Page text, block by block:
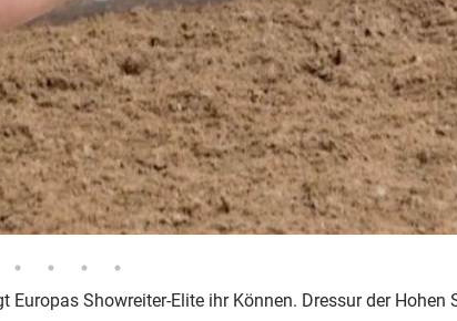
Showreiter-Elite ihr Können. Dressur der Hohen